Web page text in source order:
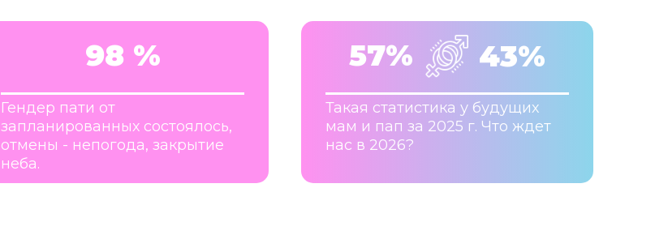
98 %
Гендер пати от
запланированных состоялось,
отмены - непогода, закрытие
неба.
57%
Такая статистика у будущих
мам и пап за 2025 г. Что ждет
нас в 2026?
43%